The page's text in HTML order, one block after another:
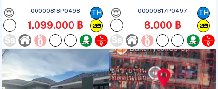
😍 00000818P0498
1.099.000 ฿
TH
2
😍 00000817P0497
8.000 ฿
TH
2